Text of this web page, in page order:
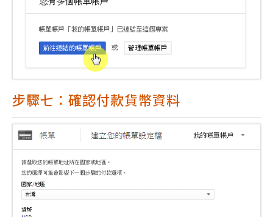
步驟七：確認付款貨幣資料